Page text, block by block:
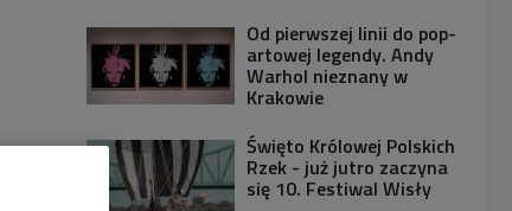
Od pierwszej linii do pop-
artowej legendy. Andy
Warhol nieznany w
Krakowie
Święto Królowej Polskich
Rzek - już jutro zaczyna
się 10. Festiwal Wisły